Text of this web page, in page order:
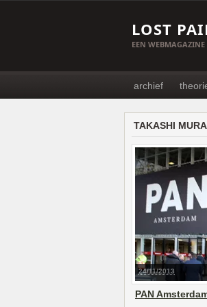
LOST
EEN WEBMAGAZINE
archief
TAKASHI
24/11/2013
PAN